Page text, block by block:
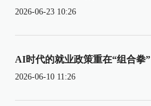
2026-06-23 10:26
AI时代的就业政策重在“组合拳”
2026-06-10 11:26